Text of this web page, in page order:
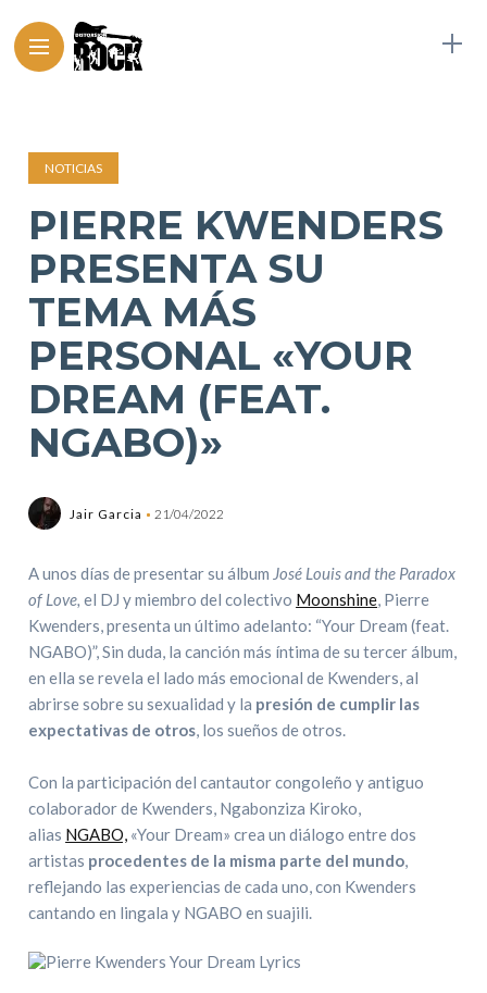
NOTICIAS
PIERRE KWENDERS
PRESENTA SU
TEMA MÁS
PERSONAL «YOUR
DREAM (FEAT.
NGABO)»
Jair Garcia 21/04/2022
A unos días de presentar su álbum José Louis and the Paradox
of Love, el DJ y miembro del colectivo Moonshine, Pierre
Kwenders, presenta un último adelanto: “Your Dream (feat.
NGABO)”, Sin duda, la canción más íntima de su tercer álbum,
en ella se revela el lado más emocional de Kwenders, al
abrirse sobre su sexualidad y la presión de cumplir las
expectativas de otros, los sueños de otros.
Con la participación del cantautor congoleño y antiguo
colaborador de Kwenders, Ngabonziza Kiroko,
alias NGABO, «Your Dream» crea un diálogo entre dos
artistas procedentes de la misma parte del mundo,
reflejando las experiencias de cada uno, con Kwenders
cantando en lingala y NGABO en suajili.